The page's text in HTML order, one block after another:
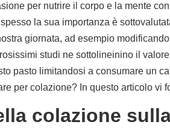
per nutrire il corpo e la mente
la sua importanza è
giornata, ad esempio
studi ne sottolineinino il
pasto limitandosi a consumare un
per colazione? In questo articolo vi
colazione